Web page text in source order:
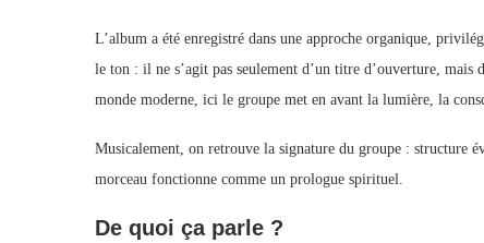
L’album a été enregistré dans une approche organique,
le ton : il ne s’agit pas seulement d’un titre d’ouverture,
monde moderne, ici le groupe met en avant la lumière, la
Musicalement, on retrouve la signature du groupe : structure
morceau fonctionne comme un prologue spirituel.
De quoi ça parle ?